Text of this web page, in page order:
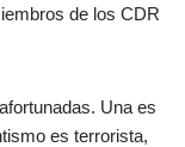
de los CDR
Una es
es terrorista,